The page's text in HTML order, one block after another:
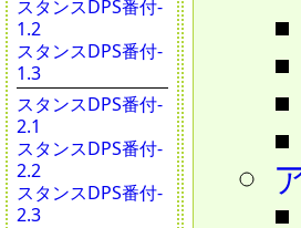
スタンスDPS番付-
1.2
スタンスDPS番付-
1.3
スタンスDPS番付-
2.1
スタンスDPS番付-
2.2
スタンスDPS番付-
2.3